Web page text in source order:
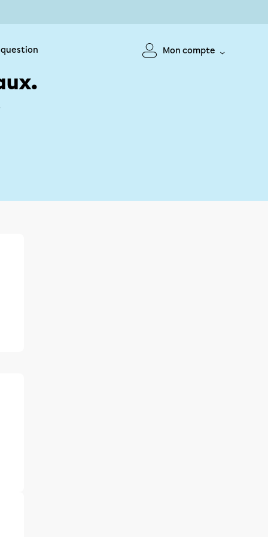
question Mon compte